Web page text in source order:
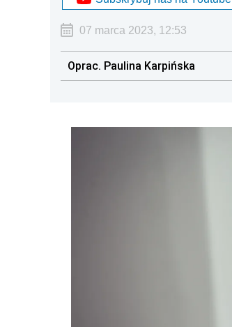
07 marca 2023, 12:53
Oprac. Paulina Karpińska